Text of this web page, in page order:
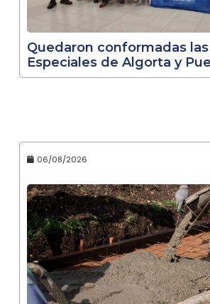
Quedaron conformadas
Especiales de Algorta y
06/08/2026